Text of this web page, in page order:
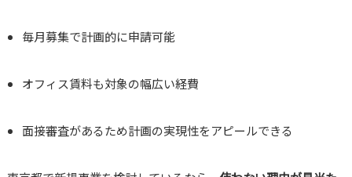
毎月募集で計画的に申請可能
オフィス賃料も対象の幅広い経費
面接審査があるため計画の実現性をアピールできる